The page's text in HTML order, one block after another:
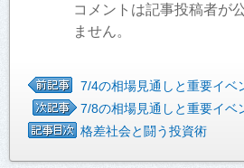
コメントは記事投稿者が
ません。
7/4の相場見通しと重要イベ
7/8の相場見通しと重要イベ
格差社会と闘う投資術